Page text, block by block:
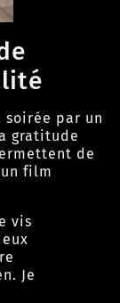
soirée par un
gratitude
de
film
vis
Je